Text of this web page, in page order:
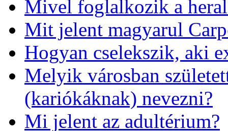
Mivel foglalkozik a
Mit jelent magyarul
Hogyan cselekszik, aki
Melyik városban
(kariókáknak) nevezni?
Mi jelent az adultérium?